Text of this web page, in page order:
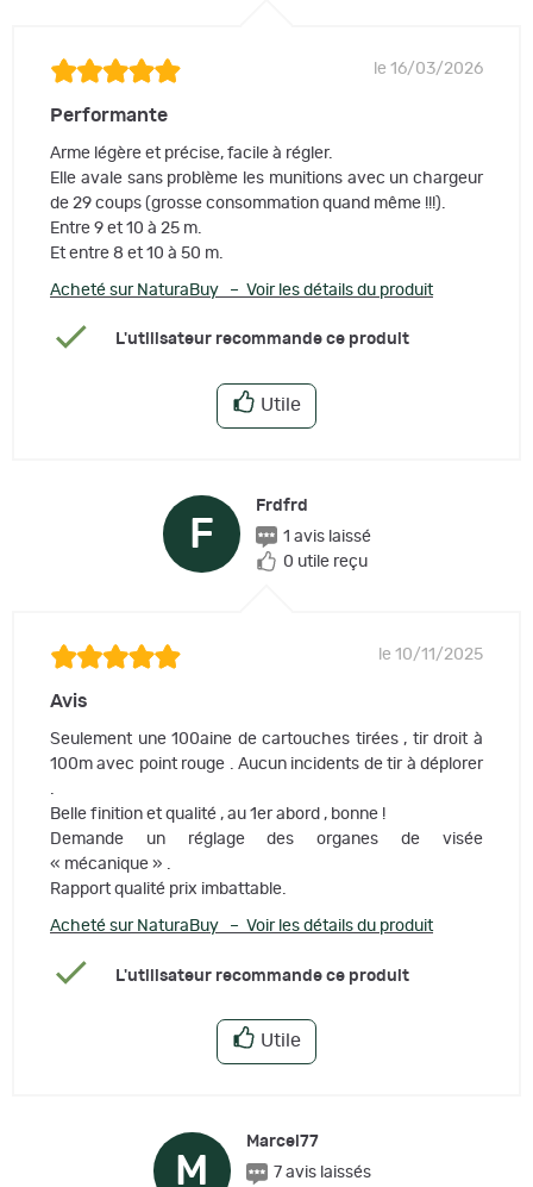
le 16/03/2026
Performante
Arme légère et précise, facile à régler.
Elle avale sans problème les munitions avec un chargeur
de 29 coups (grosse consommation quand même !!!).
Entre 9 et 10 à 25 m.
Et entre 8 et 10 à 50 m.
Acheté sur NaturaBuy – Voir les détails du produit
L'utilisateur recommande ce produit
Utile
F
Frdfrd
1 avis laissé
0 utile reçu
le 10/11/2025
Avis
Seulement une 100aine de cartouches tirées , tir droit à
100m avec point rouge . Aucun incidents de tir à déplorer
.
Belle finition et qualité , au 1er abord , bonne !
Demande un réglage des organes de visée
« mécanique » .
Rapport qualité prix imbattable.
Acheté sur NaturaBuy – Voir les détails du produit
L'utilisateur recommande ce produit
Utile
M
Marcel77
7 avis laissés